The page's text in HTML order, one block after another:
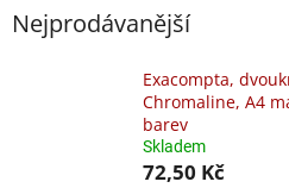
Nejprodávanější
Exacompta,
Chromaline, A4
barev
Skladem
72,50 Kč